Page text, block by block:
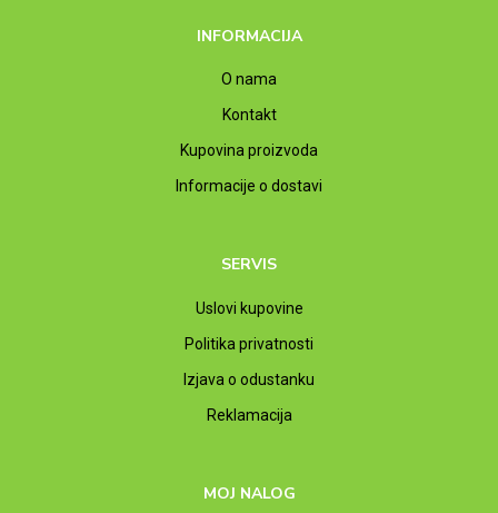
INFORMACIJA
O nama
Kontakt
Kupovina proizvoda
Informacije o dostavi
SERVIS
Uslovi kupovine
Politika privatnosti
Izjava o odustanku
Reklamacija
MOJ NALOG